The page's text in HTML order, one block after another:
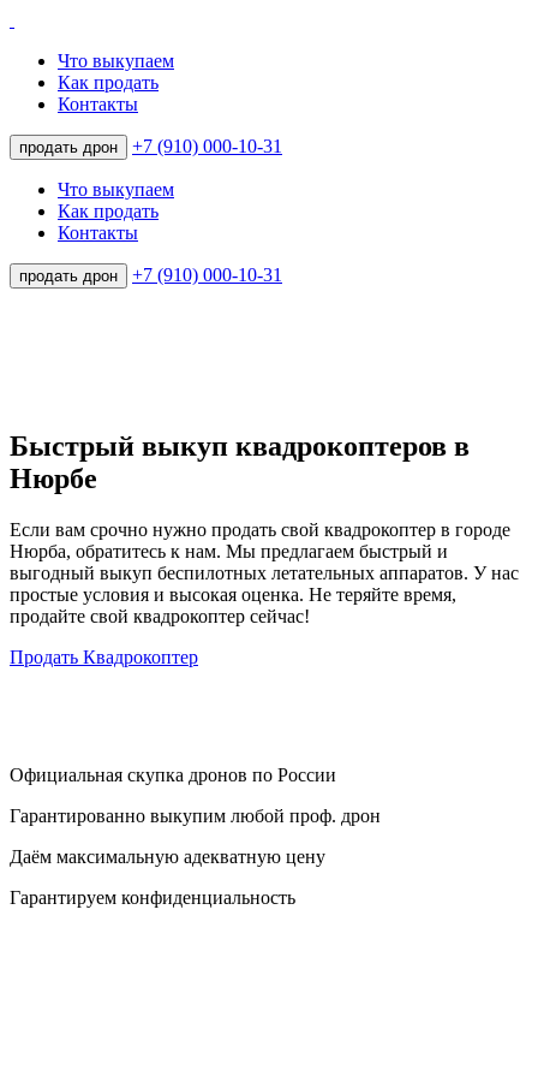
Что выкупаем
Как продать
Контакты
продать дрон +7 (910) 000-10-31
Что выкупаем
Как продать
Контакты
продать дрон +7 (910) 000-10-31
Быстрый выкуп квадрокоптеров в
Нюрбе
Если вам срочно нужно продать свой квадрокоптер в городе
Нюрба, обратитесь к нам. Мы предлагаем быстрый и
выгодный выкуп беспилотных летательных аппаратов. У нас
простые условия и высокая оценка. Не теряйте время,
продайте свой квадрокоптер сейчас!
Продать Квадрокоптер
Официальная скупка дронов по России
Гарантированно выкупим любой проф. дрон
Даём максимальную адекватную цену
Гарантируем конфиденциальность